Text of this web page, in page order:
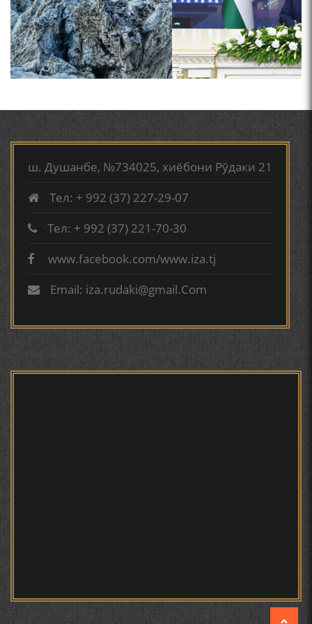
ҚАСИДАИ ГУМШУДАИ РӮДАКӢ ШАМСИДДИН
МУҲАММАДӢ.
ТВ САЁҲӢ: ИНЪИКОСИ ЧОРАБИНӢ БА МУНОСИБАТИ
ҶАШНИ ВАҲДАТИ МИЛЛӢ ДАР АМИТ
ВАСФИ МОДАР ДАР НАМУНАҲОИ ОСОРИ ШИФОҲИ
ВОЖАҲОИ НУРОНИИ ШЕЪР АНЗУРАТИ МАЛИКЗОД.
ТАСАВВУРИ МАРДУМ ДАР ХУСУСИ ИШҚИ РӮДАКӢ
ФАРИДУН ИСМОИЛОВ.
БЕРУНӢ ВА НАВРӮЗИ АҶАМ
ш. Душанбе, №734025, хиёбони Рӯдаки 21
Тел: + 992 (37) 227-29-07
Тел: + 992 (37) 221-70-30
www.facebook.com/www.iza.tj
Email: iza.rudaki@gmail.Com